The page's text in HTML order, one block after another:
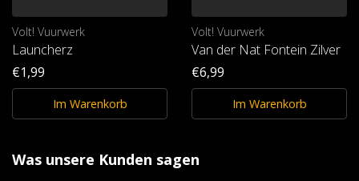
Volt! Vuurwerk
Launcherz
€1,99
Im Warenkorb
Volt! Vuurwerk
Van der Nat Fontein Zilver
€6,99
Im Warenkorb
Was unsere Kunden sagen